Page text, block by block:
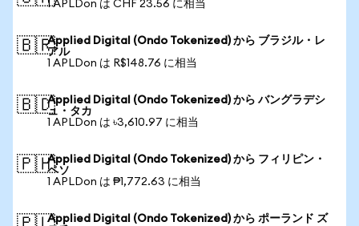
1 APLDon は CHF 23.56 に相当
🇧🇷Applied Digital (Ondo Tokenized) から ブラジル・レ
アル
1 APLDon は R$148.76 に相当
🇧🇩Applied Digital (Ondo Tokenized) から バングラデシ
ュ・タカ
1 APLDon は ৳3,610.97 に相当
🇵🇭Applied Digital (Ondo Tokenized) から フィリピン・
ペソ
1 APLDon は ₱1,772.63 に相当
Applied Digital (Ondo Tokenized) から ポーランド ズ